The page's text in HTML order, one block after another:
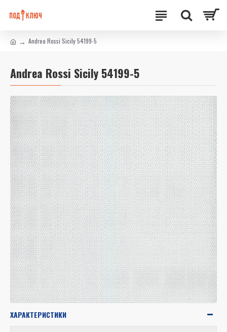
Andrea Rossi Sicily 54199-5
Andrea Rossi Sicily 54199-5
ХАРАКТЕРИСТИКИ